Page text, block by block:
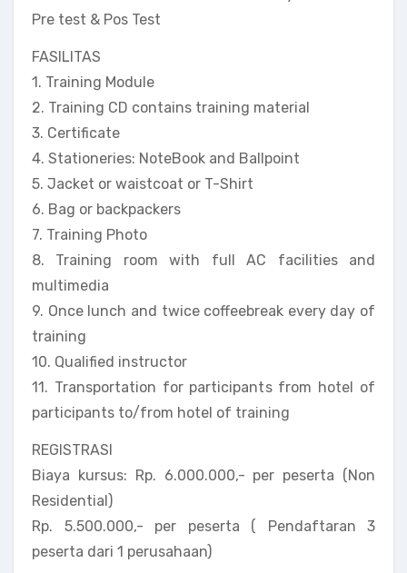
Pre test & Pos Test
FASILITAS
1. Training Module
2. Training CD contains training material
3. Certificate
4. Stationeries: NoteBook and Ballpoint
5. Jacket or waistcoat or T-Shirt
6. Bag or backpackers
7. Training Photo
8. Training room with full AC facilities and
multimedia
9. Once lunch and twice coffeebreak every day of
training
10. Qualified instructor
11. Transportation for participants from hotel of
participants to/from hotel of training
REGISTRASI
Biaya kursus: Rp. 6.000.000,- per peserta (Non
Residential)
Rp. 5.500.000,- per peserta ( Pendaftaran 3
peserta dari 1 perusahaan)